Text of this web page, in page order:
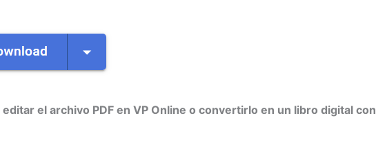
el archivo PDF en VP Online o convertirlo en un libro digital con